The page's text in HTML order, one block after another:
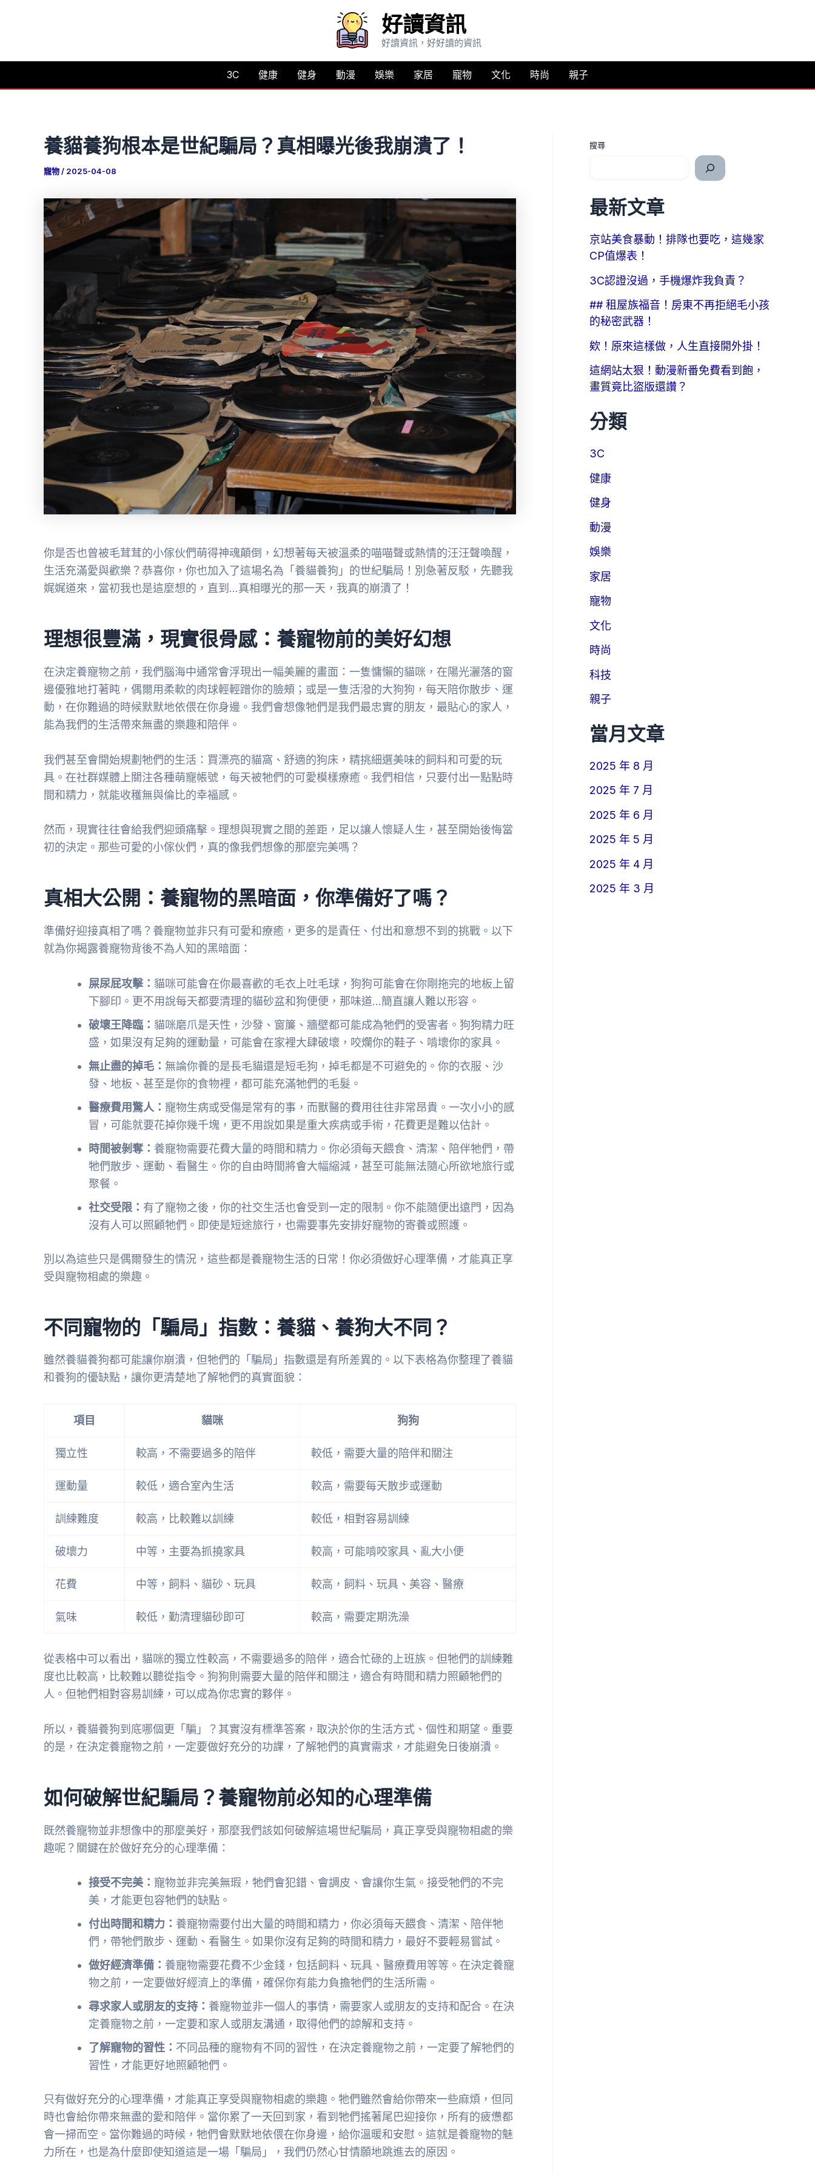
要
好讀資訊
好讀資訊，好好讀的資訊
3C 健康 健身 動漫 娛樂 家居 寵物 文化 時尚 親子
養貓養狗根本是世紀騙局？真相曝光後我崩潰了！
寵物/ 2025-04-08
你是否也曾被毛茸茸的小傢伙們萌得神魂顛倒，幻想著每天被溫柔的喵喵聲或熱情的汪汪聲喚醒，
生活充滿愛與歡樂？恭喜你，你也加入了這場名為「養貓養狗」的世紀騙局！別急著反駁，先聽我
娓娓道來，當初我也是這麼想的，直到…真相曝光的那一天，我真的崩潰了！
理想很豐滿，現實很骨感：養寵物前的美好幻想
在決定養寵物之前，我們腦海中通常會浮現出一幅美麗的畫面：一隻慵懶的貓咪，在陽光灑落的窗
邊優雅地打著盹，偶爾用柔軟的肉球輕輕蹭你的臉頰；或是一隻活潑的大狗狗，每天陪你散步、運
動，在你難過的時候默默地依偎在你身邊。我們會想像牠們是我們最忠實的朋友，最貼心的家人，
能為我們的生活帶來無盡的樂趣和陪伴。
我們甚至會開始規劃牠們的生活：買漂亮的貓窩、舒適的狗床，精挑細選美味的飼料和可愛的玩
具。在社群媒體上關注各種萌寵帳號，每天被牠們的可愛模樣療癒。我們相信，只要付出一點點時
間和精力，就能收穫無與倫比的幸福感。
然而，現實往往會給我們迎頭痛擊。理想與現實之間的差距，足以讓人懷疑人生，甚至開始後悔當
初的決定。那些可愛的小傢伙們，真的像我們想像的那麼完美嗎？
真相大公開：養寵物的黑暗面，你準備好了嗎？
準備好迎接真相了嗎？養寵物並非只有可愛和療癒，更多的是責任、付出和意想不到的挑戰。以下
就為你揭露養寵物背後不為人知的黑暗面：
屎尿屁攻擊： 貓咪可能會在你最喜歡的毛衣上吐毛球，狗狗可能會在你剛拖完的地板上留
下腳印。更不用說每天都要清理的貓砂盆和狗便便，那味道…簡直讓人難以形容。
破壞王降臨： 貓咪磨爪是天性，沙發、窗簾、牆壁都可能成為牠們的受害者。狗狗精力旺
盛，如果沒有足夠的運動量，可能會在家裡大肆破壞，咬爛你的鞋子、啃壞你的家具。
無止盡的掉毛： 無論你養的是長毛貓還是短毛狗，掉毛都是不可避免的。你的衣服、沙
發、地板、甚至是你的食物裡，都可能充滿牠們的毛髮。
醫療費用驚人： 寵物生病或受傷是常有的事，而獸醫的費用往往非常昂貴。一次小小的感
冒，可能就要花掉你幾千塊，更不用說如果是重大疾病或手術，花費更是難以估計。
時間被剝奪： 養寵物需要花費大量的時間和精力。你必須每天餵食、清潔、陪伴牠們，帶
牠們散步、運動、看醫生。你的自由時間將會大幅縮減，甚至可能無法隨心所欲地旅行或
聚餐。
社交受限： 有了寵物之後，你的社交生活也會受到一定的限制。你不能隨便出遠門，因為
沒有人可以照顧牠們。即使是短途旅行，也需要事先安排好寵物的寄養或照護。
別以為這些只是偶爾發生的情況，這些都是養寵物生活的日常！你必須做好心理準備，才能真正享
受與寵物相處的樂趣。
不同寵物的「騙局」指數：養貓、養狗大不同？
雖然養貓養狗都可能讓你崩潰，但牠們的「騙局」指數還是有所差異的。以下表格為你整理了養貓
和養狗的優缺點，讓你更清楚地了解牠們的真實面貌：
項目 貓咪 狗狗
獨立性 較高，不需要過多的陪伴 較低，需要大量的陪伴和關注
運動量 較低，適合室內生活 較高，需要每天散步或運動
訓練難度 較高，比較難以訓練 較低，相對容易訓練
破壞力 中等，主要為抓撓家具 較高，可能啃咬家具、亂大小便
花費 中等，飼料、貓砂、玩具 較高，飼料、玩具、美容、醫療
氣味 較低，勤清理貓砂即可 較高，需要定期洗澡
從表格中可以看出，貓咪的獨立性較高，不需要過多的陪伴，適合忙碌的上班族。但牠們的訓練難
度也比較高，比較難以聽從指令。狗狗則需要大量的陪伴和關注，適合有時間和精力照顧牠們的
人。但牠們相對容易訓練，可以成為你忠實的夥伴。
所以，養貓養狗到底哪個更「騙」？其實沒有標準答案，取決於你的生活方式、個性和期望。重要
的是，在決定養寵物之前，一定要做好充分的功課，了解牠們的真實需求，才能避免日後崩潰。
如何破解世紀騙局？養寵物前必知的心理準備
既然養寵物並非想像中的那麼美好，那麼我們該如何破解這場世紀騙局，真正享受與寵物相處的樂
趣呢？關鍵在於做好充分的心理準備：
接受不完美： 寵物並非完美無瑕，牠們會犯錯、會調皮、會讓你生氣。接受牠們的不完
美，才能更包容牠們的缺點。
付出時間和精力： 養寵物需要付出大量的時間和精力，你必須每天餵食、清潔、陪伴牠
們，帶牠們散步、運動、看醫生。如果你沒有足夠的時間和精力，最好不要輕易嘗試。
做好經濟準備： 養寵物需要花費不少金錢，包括飼料、玩具、醫療費用等等。在決定養寵
物之前，一定要做好經濟上的準備，確保你有能力負擔牠們的生活所需。
尋求家人或朋友的支持： 養寵物並非一個人的事情，需要家人或朋友的支持和配合。在決
定養寵物之前，一定要和家人或朋友溝通，取得他們的諒解和支持。
了解寵物的習性： 不同品種的寵物有不同的習性，在決定養寵物之前，一定要了解牠們的
習性，才能更好地照顧牠們。
只有做好充分的心理準備，才能真正享受與寵物相處的樂趣。牠們雖然會給你帶來一些麻煩，但同
時也會給你帶來無盡的愛和陪伴。當你累了一天回到家，看到牠們搖著尾巴迎接你，所有的疲憊都
會一掃而空。當你難過的時候，牠們會默默地依偎在你身邊，給你溫暖和安慰。這就是養寵物的魅
力所在，也是為什麼即使知道這是一場「騙局」，我們仍然心甘情願地跳進去的原因。
搜尋
最新文章
京站美食暴動！排隊也要吃，這幾家
CP值爆表！
3C認證沒過，手機爆炸我負責？
## 租屋族福音！房東不再拒絕毛小孩
的秘密武器！
欸！原來這樣做，人生直接開外掛！
這網站太狠！動漫新番免費看到飽，
畫質竟比盜版還讚？
分類
3C
健康
健身
動漫
娛樂
家居
寵物
文化
時尚
科技
親子
當月文章
2025 年 8 月
2025 年 7 月
2025 年 6 月
2025 年 5 月
2025 年 4 月
2025 年 3 月